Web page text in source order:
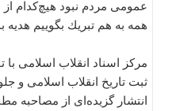
عمومی مردم نبود هیچ‌كدام از
همه به هم تبریك بگوییم هدیه
مركز اسناد انقلاب اسلامی
ثبت تاریخ انقلاب اسلامی و
انتشار گزیده‌ای از مصاحبه